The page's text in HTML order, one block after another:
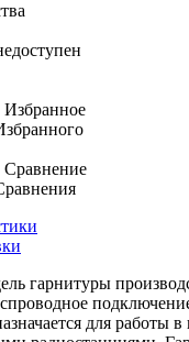
Избранное
Сравнение
гарнитуры
для работы